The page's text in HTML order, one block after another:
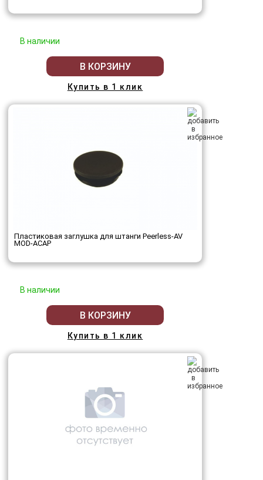
В наличии
В КОРЗИНУ
Купить в 1 клик
Пластиковая заглушка для штанги Peerless-AV
MOD-ACAP
В наличии
В КОРЗИНУ
Купить в 1 клик